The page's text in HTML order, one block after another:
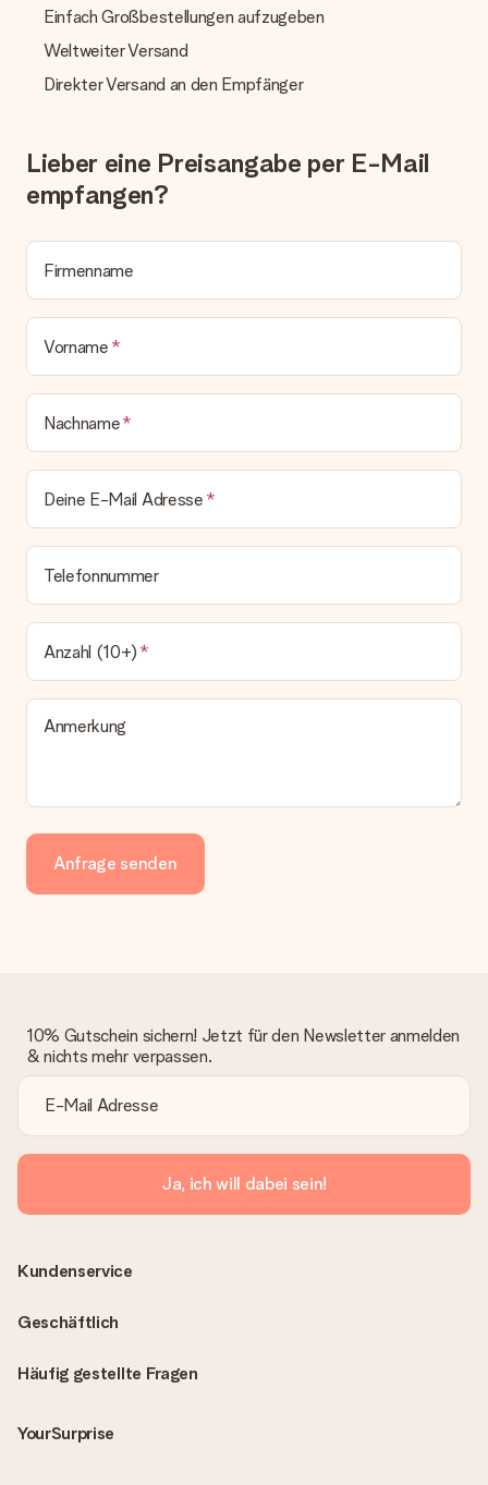
Geschenk empfangen
Was, wenn das Geschenk meine Erwartungen nicht
erfüllt?
Sollte das Geschenk wider Erwarten deine Erwartungen nicht
Wird die Rechnung mit der Bestellung mitverschickt?
Alle Lieferungen erfolgen ohne Rechnung und/oder
zeitgleich mit der Bestätigungsmail und kannst sie jederzeit in
deinem MySurprise Account einsehen. Du kannst das
Einfach Großbestellungen aufzugeben
Weltweiter Versand
Direkter Versand an den Empfänger
Lieber eine Preisangabe per E-Mail
empfangen?
Firmenname
Vorname
Nachname
Deine E-Mail Adresse
Telefonnummer
Anzahl (10+)
Anmerkung
Anfrage senden
10% Gutschein sichern! Jetzt für den Newsletter anmelden
& nichts mehr verpassen.
Ja, ich will dabei sein!
Häufig gestellte Fragen
YourSurprise
Kundenservice
Geschäftlich